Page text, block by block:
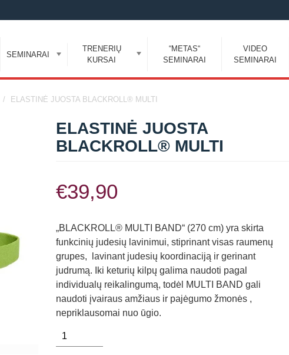
SEMINARAI
TRENERIŲ
KURSAI
“METAS“
SEMINARAI
VIDEO
SEMINARAI
ELASTINĖ JUOSTA BLACKROLL® MULTI
ELASTINĖ JUOSTA
BLACKROLL® MULTI
€39,90
„BLACKROLL® MULTI BAND“ (270 cm) yra skirta
funkcinių judesių lavinimui, stiprinant visas raumenų
grupes, lavinant judesių koordinaciją ir gerinant
judrumą. Iki keturių kilpų galima naudoti pagal
individualų reikalingumą, todėl MULTI BAND gali
naudoti įvairaus amžiaus ir pajėgumo žmonės ,
nepriklausomai nuo ūgio.
produkto
kiekis: